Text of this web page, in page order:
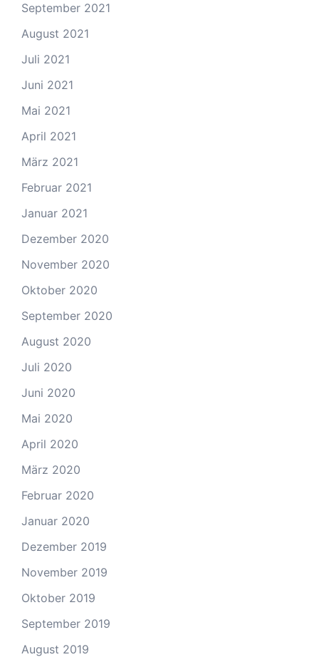
September 2021
August 2021
Juli 2021
Juni 2021
Mai 2021
April 2021
März 2021
Februar 2021
Januar 2021
Dezember 2020
November 2020
Oktober 2020
September 2020
August 2020
Juli 2020
Juni 2020
Mai 2020
April 2020
März 2020
Februar 2020
Januar 2020
Dezember 2019
November 2019
Oktober 2019
September 2019
August 2019